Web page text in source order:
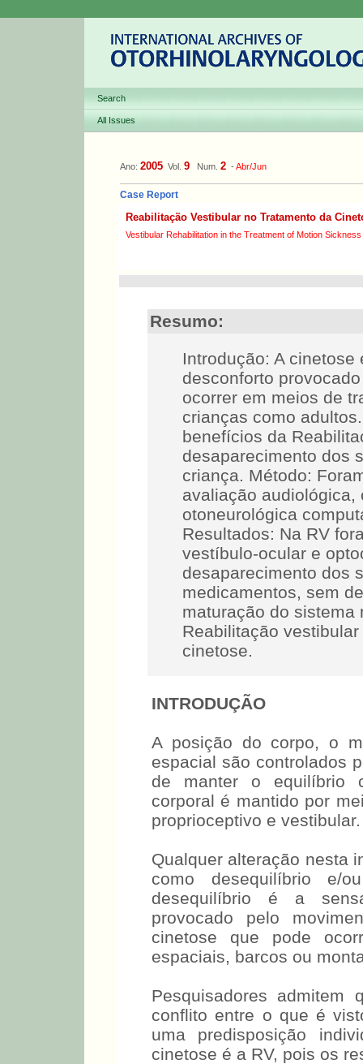
Search
All Issues
Ano: 2005 Vol. 9 Num. 2 -Abr/Jun
Case Report
Reabilitação Vestibular no Tratamento da
Vestibular Rehabilitation in the Treatment of Motion Sickness
Resumo:
Introdução: A
desconforto
ocorrer em meios de
crianças como
benefícios da
desaparecimento dos
criança. Método:
avaliação audiológica,
otoneurológica
Resultados: Na RV
vestíbulo-ocular e
desaparecimento dos
medicamentos, sem
maturação do sistema
Reabilitação
cinetose.
INTRODUÇÃO
A posição do corpo, o
espacial são controlados
de manter o equilíbrio
corporal é mantido por
proprioceptivo e vestibular.
Qualquer alteração nesta
como desequilíbrio
desequilíbrio é a
provocado pelo
cinetose que pode
espaciais, barcos ou
Pesquisadores
conflito entre o que é
uma predisposição
cinetose é a RV, pois os